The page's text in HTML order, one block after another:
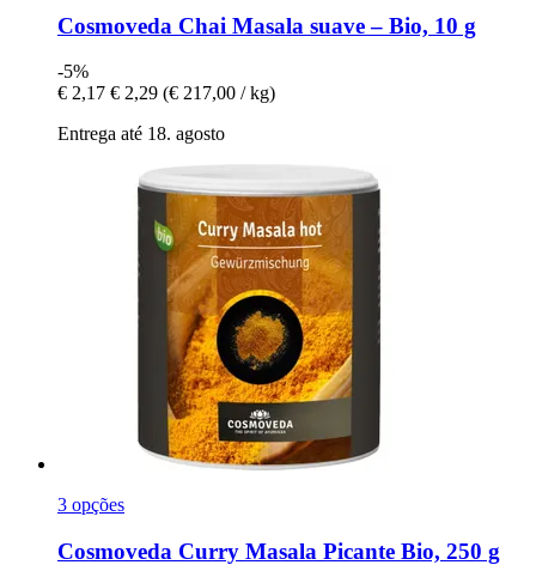
Cosmoveda Chai Masala suave – Bio, 10 g
-5%
€ 2,17 € 2,29 (€ 217,00 / kg)
Entrega até 18. agosto
3 opções
Cosmoveda Curry Masala Picante Bio, 250 g